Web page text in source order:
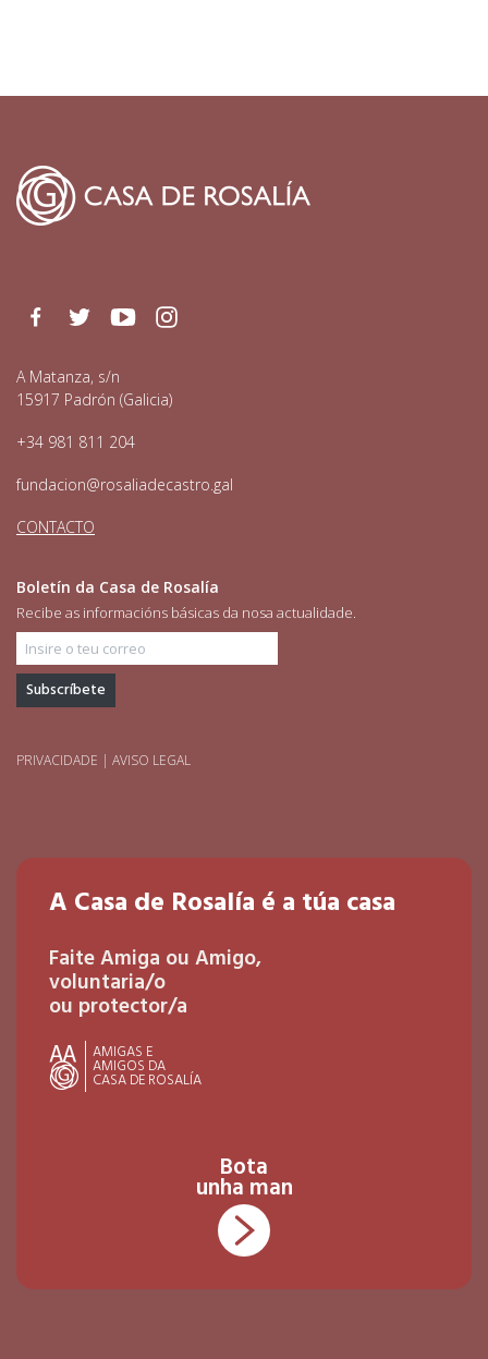
FacebookTwitterYoutubeInstagram
A Matanza, s/n
15917 Padrón (Galicia)
+34 981 811 204
fundacion@rosaliadecastro.gal
CONTACTO
Boletín da Casa de Rosalía
Recibe as informacións básicas da nosa actualidade.
Insire o teu correo
PRIVACIDADE | AVISO LEGAL
A Casa de Rosalía é a túa casa
Faite Amiga ou Amigo,
voluntaria/o
ou protector/a
AMIGAS E
AMIGOS DA
CASA DE ROSALÍA
Bota
unha man